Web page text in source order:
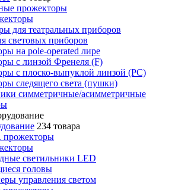
прожекторы
для театральных приборов
световых приборов
на pole-operated лире
с линзой Френеля (F)
с плоско-выпуклой линзой (PC)
следящего света (пушки)
симметричные/асимметричные
234 товара
прожекторы
светильники LED
головы
управления светом